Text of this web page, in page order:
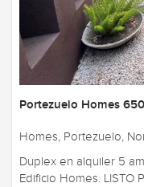
Portezuelo Homes
Homes, Portezuelo,
Duplex en alquiler 5
Edificio Homes. LISTO